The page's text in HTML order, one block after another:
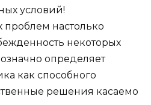
условий!
проблем настолько
некоторых
определяет
как способного
решения касаемо